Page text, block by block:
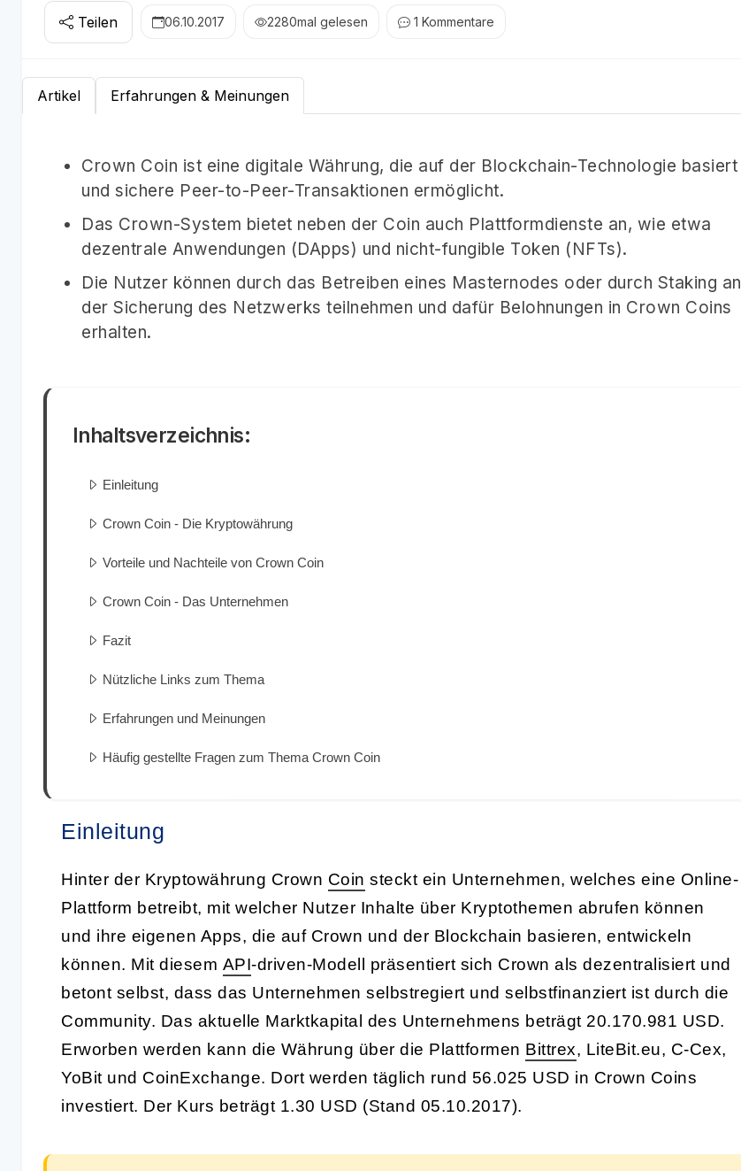
Teilen 06.10.2017 2280mal gelesen 1 Kommentare
Artikel Erfahrungen & Meinungen
Crown Coin ist eine digitale Währung, die auf der Blockchain-Technologie basiert
und sichere Peer-to-Peer-Transaktionen ermöglicht.
Das Crown-System bietet neben der Coin auch Plattformdienste an, wie etwa
dezentrale Anwendungen (DApps) und nicht-fungible Token (NFTs).
Die Nutzer können durch das Betreiben eines Masternodes oder durch Staking an
der Sicherung des Netzwerks teilnehmen und dafür Belohnungen in Crown Coins
erhalten.
Inhaltsverzeichnis:
Einleitung
Crown Coin - Die Kryptowährung
Vorteile und Nachteile von Crown Coin
Crown Coin - Das Unternehmen
Fazit
Nützliche Links zum Thema
Erfahrungen und Meinungen
Häufig gestellte Fragen zum Thema Crown Coin
Einleitung
Hinter der Kryptowährung Crown Coin steckt ein Unternehmen, welches eine Online-
Plattform betreibt, mit welcher Nutzer Inhalte über Kryptothemen abrufen können
und ihre eigenen Apps, die auf Crown und der Blockchain basieren, entwickeln
können. Mit diesem API-driven-Modell präsentiert sich Crown als dezentralisiert und
betont selbst, dass das Unternehmen selbstregiert und selbstfinanziert ist durch die
Community. Das aktuelle Marktkapital des Unternehmens beträgt 20.170.981 USD.
Erworben werden kann die Währung über die Plattformen Bittrex, LiteBit.eu, C-Cex,
YoBit und CoinExchange. Dort werden täglich rund 56.025 USD in Crown Coins
investiert. Der Kurs beträgt 1.30 USD (Stand 05.10.2017).